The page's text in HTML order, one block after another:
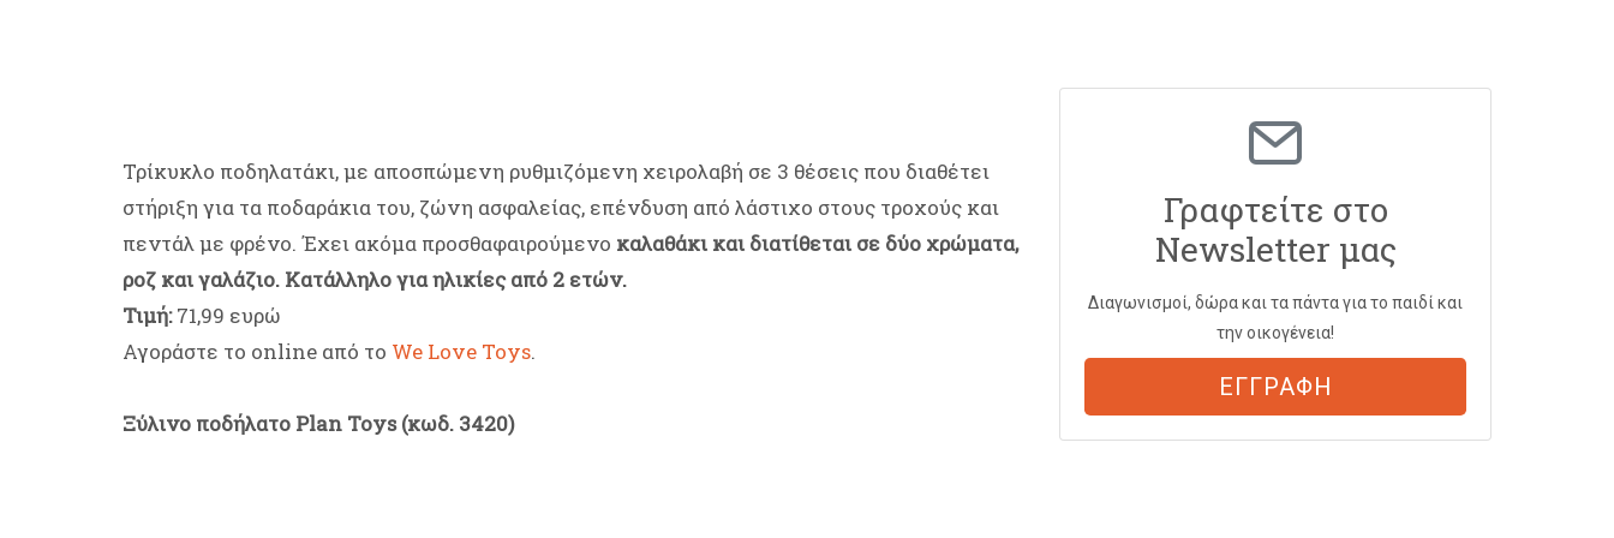
Τρίκυκλο ποδηλατάκι, με αποσπώμενη ρυθμιζόμενη χειρολαβή σε 3 θέσεις που διαθέτει
στήριξη για τα ποδαράκια του, ζώνη ασφαλείας, επένδυση από λάστιχο στους τροχούς και
πεντάλ με φρένο. Έχει ακόμα προσθαφαιρούμενο καλαθάκι και διατίθεται σε δύο χρώματα,
ροζ και γαλάζιο. Κατάλληλο για ηλικίες από 2 ετών.
Τιμή:71,99 ευρώ
Αγοράστε το online από το We Love Toys.
Ξύλινο ποδήλατο Plan Toys (κωδ. 3420)
Γραφτείτε στο
Newsletter μας
Διαγωνισμοί, δώρα και τα πάντα για το παιδί και
την οικογένεια!
ΕΓΓΡΑΦΗ